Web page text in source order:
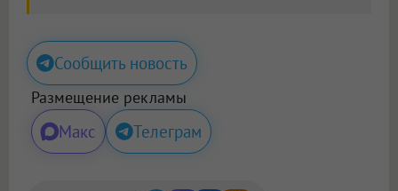
Сообщить новость
Размещение рекламы
Макс Телеграм